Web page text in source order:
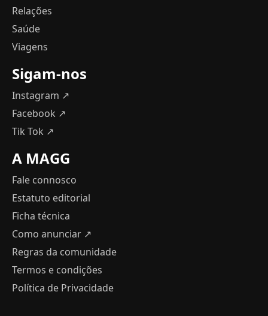
Relações
Saúde
Viagens
Sigam-nos
Instagram ↗
Facebook ↗
Tik Tok ↗
A MAGG
Fale connosco
Estatuto editorial
Ficha técnica
Como anunciar ↗
Regras da comunidade
Termos e condições
Política de Privacidade